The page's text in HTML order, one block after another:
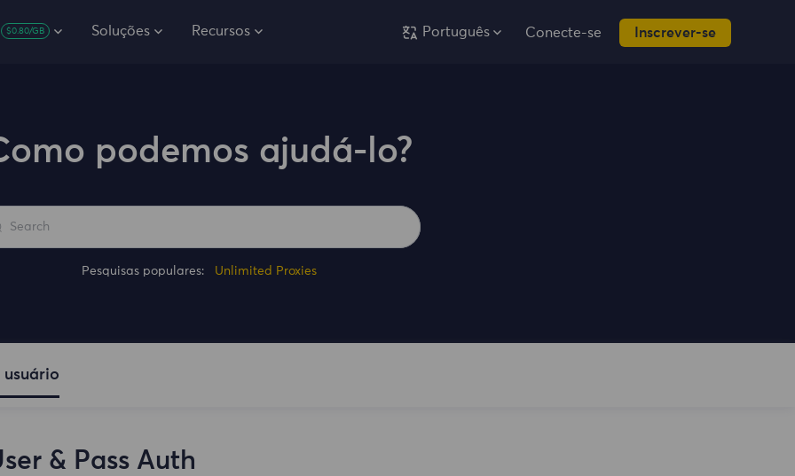
$0.80/GB Soluções Recursos Português Conecte-se Inscrever-se
podemos ajudá-lo?
Pesquisas populares: Unlimited Proxies
usuário
& Pass Auth